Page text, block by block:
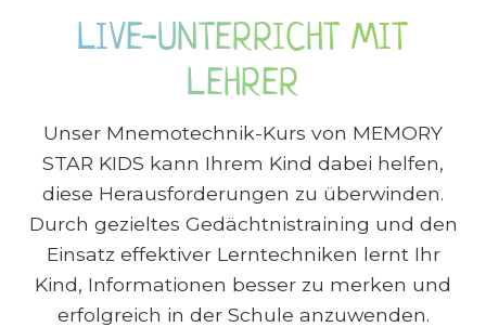
LIVE-UNTERRICHT MIT
LEHRER
Unser Mnemotechnik-Kurs von MEMORY
STAR KIDS kann Ihrem Kind dabei helfen,
diese Herausforderungen zu überwinden.
Durch gezieltes Gedächtnistraining und den
Einsatz effektiver Lerntechniken lernt Ihr
Kind, Informationen besser zu merken und
erfolgreich in der Schule anzuwenden.